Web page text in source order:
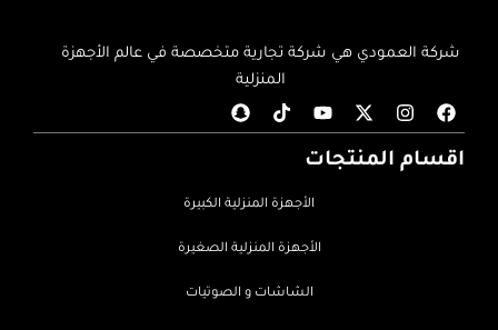
شركة العمودي هي شركة تجارية متخصصة في عالم الأجهزة
المنزلية
اقسام المنتجات
الأجهزة المنزلية الكبيرة
الأجهزة المنزلية الصغيرة
الشاشات و الصوتيات